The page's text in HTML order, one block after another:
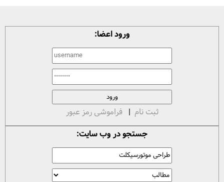
ورود اعضا:
ثبت نام | فراموشی رمز عبور
جستجو در وب سایت: